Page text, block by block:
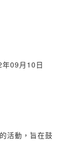
09月10日
活動，旨在鼓